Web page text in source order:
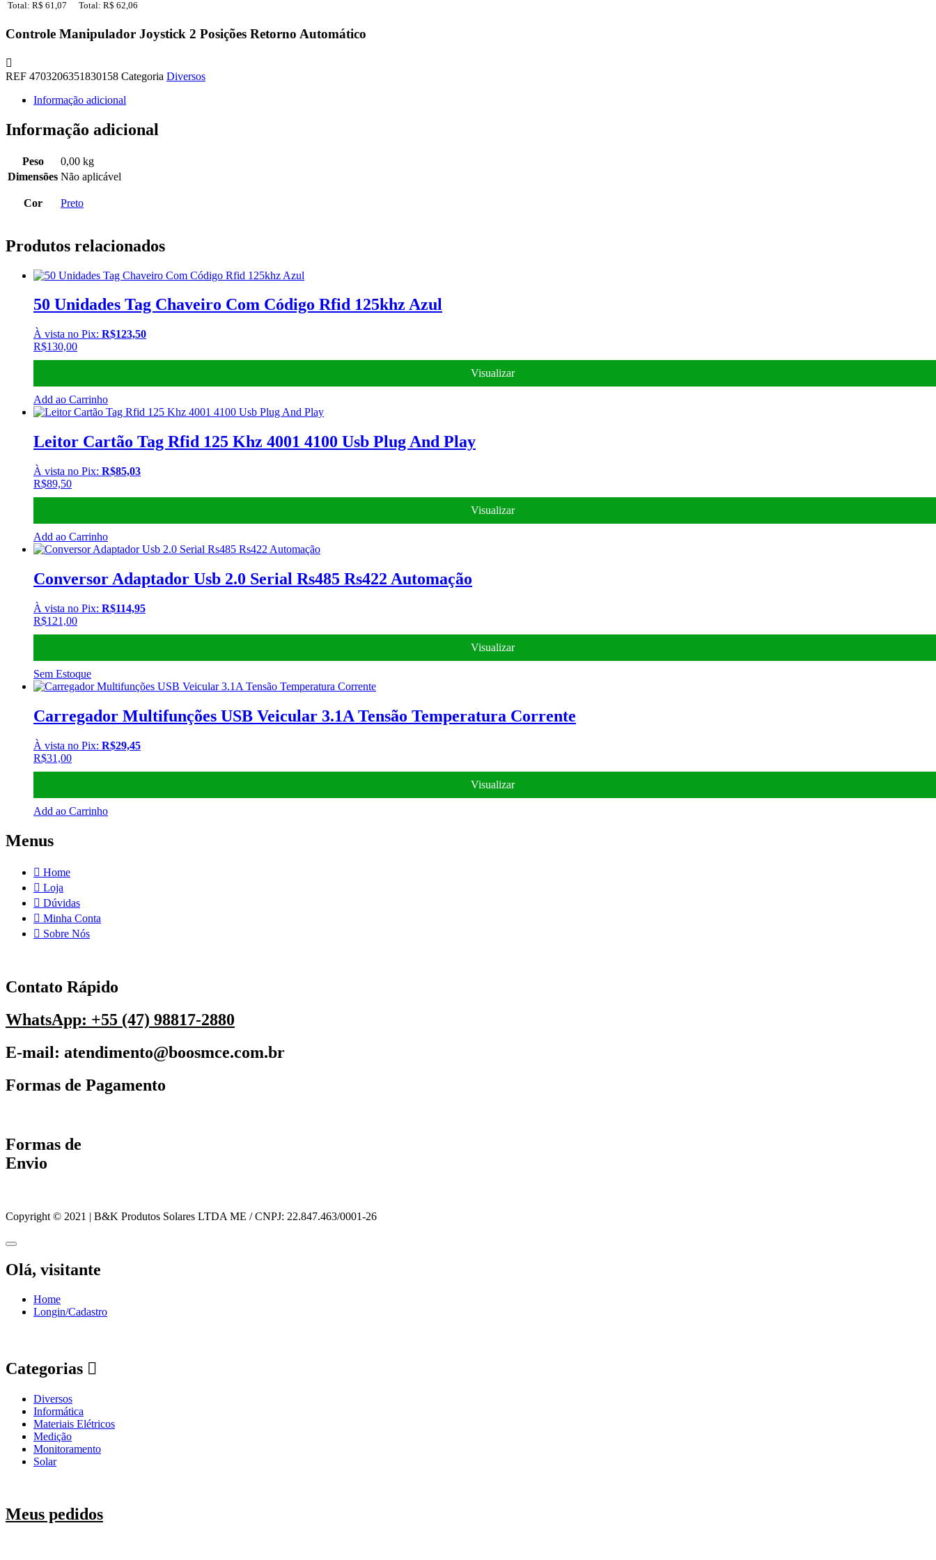
Total: R$ 61,07 Total: R$ 62,06
Controle Manipulador Joystick 2 Posições Retorno Automático
REF 4703206351830158 Categoria Diversos
Informação adicional
Informação adicional
Peso
0,00 kg
Dimensões Não aplicável
Cor Preto
Produtos relacionados
50 Unidades Tag Chaveiro Com Código Rfid 125khz Azul
À vista no Pix: R$123,50
R$130,00
Visualizar
Add ao Carrinho
Leitor Cartão Tag Rfid 125 Khz 4001 4100 Usb Plug And Play
À vista no Pix: R$85,03
R$89,50
Visualizar
Add ao Carrinho
Conversor Adaptador Usb 2.0 Serial Rs485 Rs422 Automação
À vista no Pix: R$114,95
R$121,00
Visualizar
Sem Estoque
Carregador Multifunções USB Veicular 3.1A Tensão Temperatura Corrente
À vista no Pix: R$29,45
R$31,00
Visualizar
Add ao Carrinho
Menus
Home
Loja
Dúvidas
Minha Conta
Sobre Nós
Contato Rápido
WhatsApp: +55 (47) 98817-2880
E-mail: atendimento@boosmce.com.br
Formas de Pagamento
Formas de
Envio
Copyright © 2021 | B&K Produtos Solares LTDA ME / CNPJ: 22.847.463/0001-26
Olá, visitante
Home
Longin/Cadastro
Categorias
Diversos
Informática
Materiais Elétricos
Medição
Monitoramento
Solar
Meus pedidos